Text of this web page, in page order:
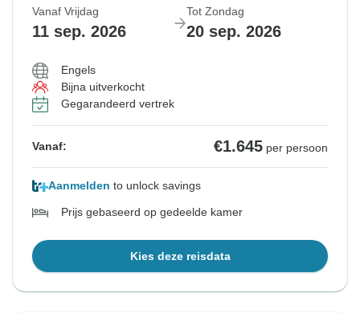
Uitverkocht
Bekijk vergelijkbare rondreizen voor deze data
Vanaf Vrijdag
11 sep. 2026
Tot Zondag
20 sep. 2026
Engels
Bijna uitverkocht
Gegarandeerd vertrek
Vanaf: €1.645 per persoon
Aanmelden to unlock savings
Prijs gebaseerd op gedeelde kamer
Kies deze reisdata